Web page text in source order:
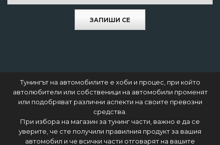
ЗАПИШИ СЕ
Тунингът на автомобилите е хоби и процес, при който
автолюбители или собственици на автомобили променят
или подобряват различни аспекти на своите превозни
средства.
При избора на магазин за тунинг части, важно е да се
уверите, че сте получили правилния продукт за вашия
автомобил и че всички части отговарят на вашите